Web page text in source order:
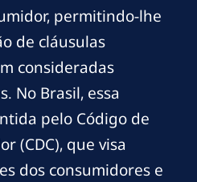
permitindo-lhe
de cláusulas
consideradas
No Brasil, essa
pelo Código de
(CDC), que visa
dos consumidores e